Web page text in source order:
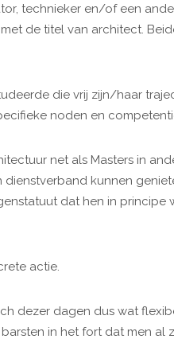
technieker en/of een
de titel van architect.
die vrij zijn/haar
noden en
net als Masters in
kunnen
dat hen in principe
actie.
dezer dagen dus wat
in het fort dat men al